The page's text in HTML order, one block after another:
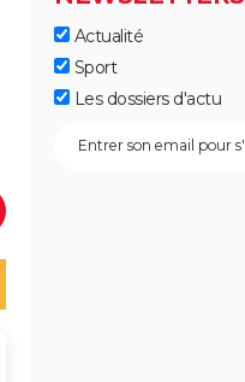
Actualité
Sport
Les dossiers d'actu